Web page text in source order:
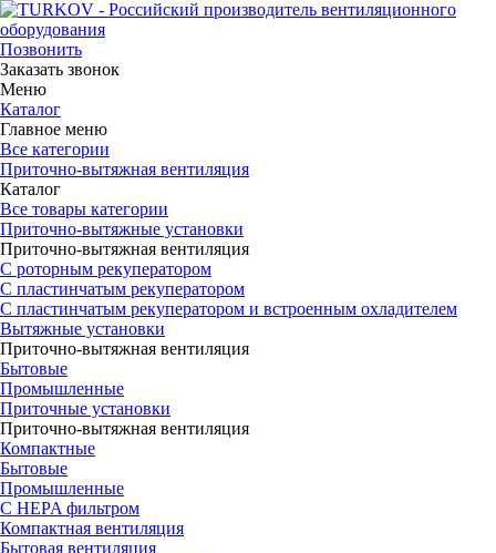
Позвонить
Заказать звонок
Меню
Каталог
Главное меню
Все категории
Приточно-вытяжная вентиляция
Каталог
Все товары категории
Приточно-вытяжные установки
Приточно-вытяжная вентиляция
С роторным рекуператором
С пластинчатым рекуператором
С пластинчатым рекуператором и встроенным охладителем
Вытяжные установки
Приточно-вытяжная вентиляция
Бытовые
Промышленные
Приточные установки
Приточно-вытяжная вентиляция
Компактные
Бытовые
Промышленные
С HEPA фильтром
Компактная вентиляция
Бытовая вентиляция